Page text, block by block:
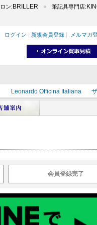
ン: BRILLER 筆記具専門店:
ログイン 新規会員登録 メルマガ
Leonardo Officina Italiana
インD
ズ
カヴゼットインク スーベ
会員登録完了